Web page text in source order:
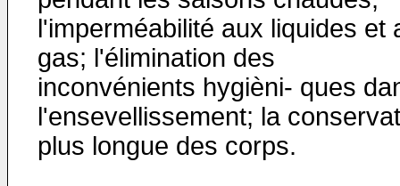
l'imperméabilité aux liquides et
gas; l'élimination des
inconvénients hygièni- ques
l'ensevellissement; la
plus longue des corps.